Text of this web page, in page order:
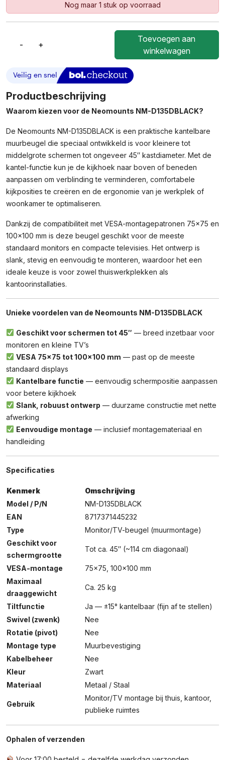
Nog maar 1 stuk op voorraad
-
Neomounts
D135DBLACK
Monitor/TV-
Beugel
–
45″
–
Zwart
Aantal
+
Toevoegen aan
winkelwagen
Productbeschrijving
Waarom kiezen voor de Neomounts NM-D135DBLACK?
De Neomounts NM-D135DBLACK is een praktische kantelbare
muurbeugel die speciaal ontwikkeld is voor kleinere tot
middelgrote schermen tot ongeveer 45″ kastdiameter. Met de
kantel-functie kun je de kijkhoek naar boven of beneden
aanpassen om verblinding te verminderen, comfortabele
kijkposities te creëren en de ergonomie van je werkplek of
woonkamer te optimaliseren.
Dankzij de compatibiliteit met VESA-montagepatronen 75×75 en
100×100 mm is deze beugel geschikt voor de meeste
standaard monitors en compacte televisies. Het ontwerp is
slank, stevig en eenvoudig te monteren, waardoor het een
ideale keuze is voor zowel thuiswerkplekken als
kantoorinstallaties.
Unieke voordelen van de Neomounts NM-D135DBLACK
Geschikt voor schermen tot 45″ — breed inzetbaar voor
monitoren en kleine TV’s
VESA 75×75 tot 100×100 mm — past op de meeste
standaard displays
Kantelbare functie — eenvoudig schermpositie aanpassen
voor betere kijkhoek
Slank, robuust ontwerp — duurzame constructie met nette
afwerking
Eenvoudige montage — inclusief montagemateriaal en
handleiding
Specificaties
Kenmerk
Omschrijving
Model / P/N
NM-D135DBLACK
EAN
8717371445232
Type
Monitor/TV-beugel (muurmontage)
Geschikt voor
schermgrootte
Tot ca. 45″ (~114 cm diagonaal)
VESA-montage
75×75, 100×100 mm
Maximaal
draaggewicht
Ca. 25 kg
Tiltfunctie
Ja — ±15° kantelbaar (fijn af te stellen)
Swivel (zwenk)
Nee
Rotatie (pivot)
Nee
Montage type
Muurbevestiging
Kabelbeheer
Nee
Kleur
Zwart
Materiaal
Metaal / Staal
Gebruik
Monitor/TV montage bij thuis, kantoor,
publieke ruimtes
Ophalen of verzenden